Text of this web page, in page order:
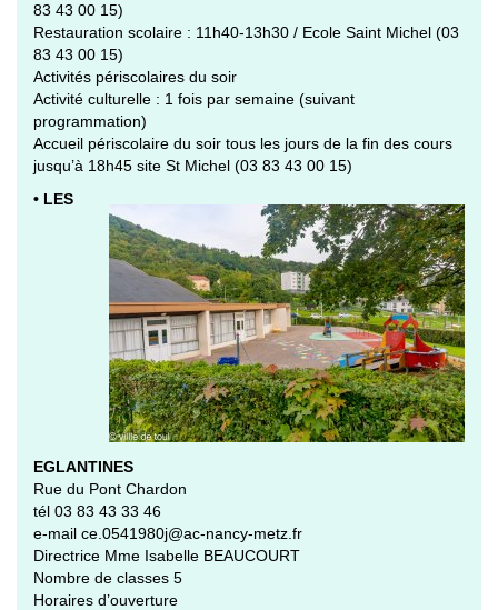
83 43 00 15)
Restauration scolaire : 11h40-13h30 / Ecole Saint Michel (03
83 43 00 15)
Activités périscolaires du soir
Activité culturelle : 1 fois par semaine (suivant
programmation)
Accueil périscolaire du soir tous les jours de la fin des cours
jusqu’à 18h45 site St Michel (03 83 43 00 15)
• LES
EGLANTINES
Rue du Pont Chardon
tél 03 83 43 33 46
e-mail ce.0541980j@ac-nancy-metz.fr
Directrice Mme Isabelle BEAUCOURT
Nombre de classes 5
Horaires d’ouverture